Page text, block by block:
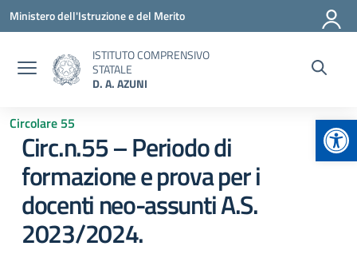
Vai ai contenuti
Vai al menu di navigazione
Vai al footer
Ministero dell'Istruzione e del Merito
ISTITUTO COMPRENSIVO
STATALE
D. A. AZUNI
Circolare 55
Circ.n.55 – Periodo di
formazione e prova per i
docenti neo-assunti A.S.
2023/2024.